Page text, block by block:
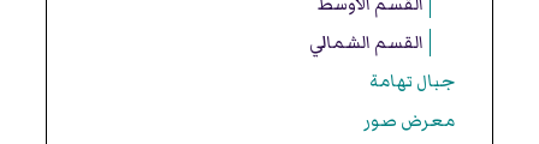
القسم الشمالي
جبال تهامة
معرض صور